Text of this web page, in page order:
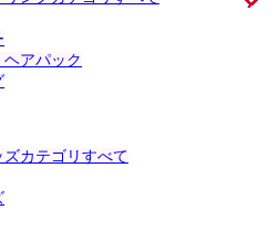
ヘアパック
カテゴリすべて